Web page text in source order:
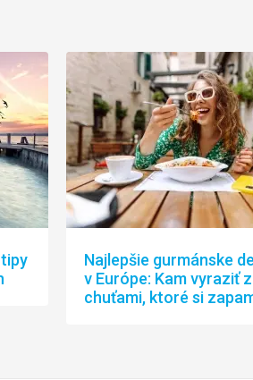
Najlepšie gurmánske
v Európe: Kam vyraziť
chuťami, ktoré si